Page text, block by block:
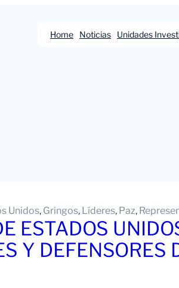
Home Noticias Unidades
Unidos, Gringos, Líderes, Paz,
ESTADOS
Y DEFENSORES